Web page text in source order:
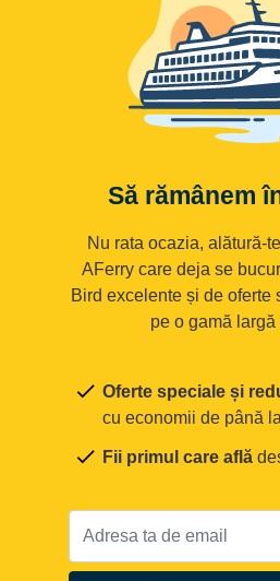
Să rămânem
Nu rata ocazia, alătură-
AFerry care deja se
Bird excelente și de oferte
pe o gamă largă
Oferte speciale și
cu economii de până
Fii primul care află